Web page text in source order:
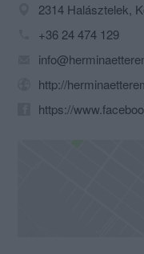
2314 Halásztelek,
+36 24 474 129
http://